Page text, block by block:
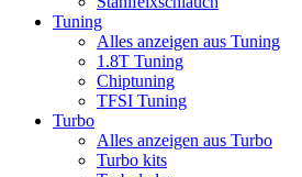
Tuning
Alles anzeigen aus Tuning
1.8T Tuning
Chiptuning
TFSI Tuning
Turbo
Alles anzeigen aus Turbo
Turbo kits